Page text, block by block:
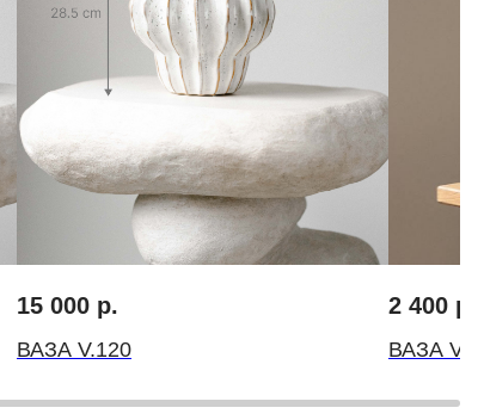
15 000 р.
ВАЗА V.120
2 400 р.
ВАЗА
ИНН 10509541560 ОГРН 314501832300035